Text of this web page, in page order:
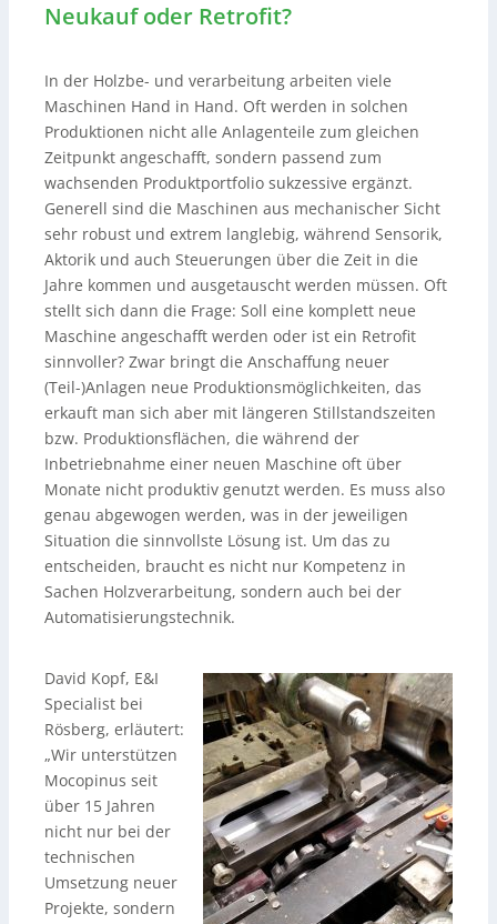
Neukauf oder Retrofit?
In der Holzbe- und verarbeitung arbeiten viele
Maschinen Hand in Hand. Oft werden in solchen
Produktionen nicht alle Anlagenteile zum gleichen
Zeitpunkt angeschafft, sondern passend zum
wachsenden Produktportfolio sukzessive ergänzt.
Generell sind die Maschinen aus mechanischer Sicht
sehr robust und extrem langlebig, während Sensorik,
Aktorik und auch Steuerungen über die Zeit in die
Jahre kommen und ausgetauscht werden müssen. Oft
stellt sich dann die Frage: Soll eine komplett neue
Maschine angeschafft werden oder ist ein Retrofit
sinnvoller? Zwar bringt die Anschaffung neuer
(Teil-)Anlagen neue Produktionsmöglichkeiten, das
erkauft man sich aber mit längeren Stillstandszeiten
bzw. Produktionsflächen, die während der
Inbetriebnahme einer neuen Maschine oft über
Monate nicht produktiv genutzt werden. Es muss also
genau abgewogen werden, was in der jeweiligen
Situation die sinnvollste Lösung ist. Um das zu
entscheiden, braucht es nicht nur Kompetenz in
Sachen Holzverarbeitung, sondern auch bei der
Automatisierungstechnik.
David Kopf, E&I
Specialist bei
Rösberg, erläutert:
„Wir unterstützen
Mocopinus seit
über 15 Jahren
nicht nur bei der
technischen
Umsetzung neuer
Projekte, sondern